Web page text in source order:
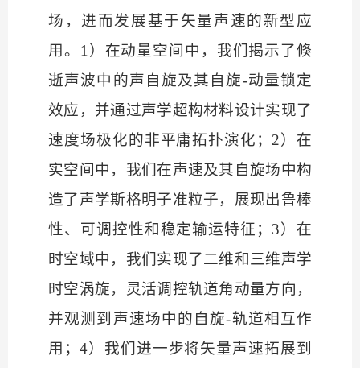
场，进而发展基于矢量声速的新型应
用。 1）在动量空间中，我们揭示了倏
逝声波中的声自旋及其自旋-动量锁定
效应，并通过声学超构材料设计实现了
速度场极化的非平庸拓扑演化；2）在
实空间中，我们在声速及其自旋场中构
造了声学斯格明子准粒子，展现出鲁棒
性、可调控性和稳定输运特征；3）在
时空域中，我们实现了二维和三维声学
时空涡旋，灵活调控轨道角动量方向，
并观测到声速场中的自旋-轨道相互作
用；4）我们进一步将矢量声速拓展到